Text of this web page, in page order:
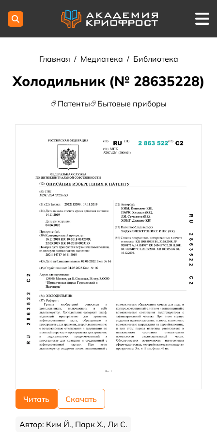
Главная / Медиатека / Библиотека
Холодильник (№ 28635228)
Патенты Бытовые приборы
Читать Скачать
Автор: Ким Й., Парк Х., Ли С.